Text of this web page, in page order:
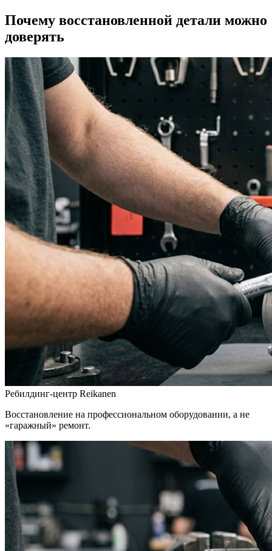
Почему восстановленной детали можно
доверять
Ребилдинг-центр Reikanen
Восстановление на профессиональном оборудовании, а не
«гаражный» ремонт.